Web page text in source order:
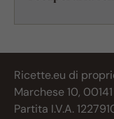
Ricette.eu di
Marchese 10,
Partita I.V.A.